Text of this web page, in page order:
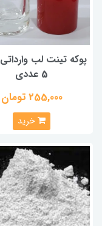
پوکه تینت لب
5 عددی
255,000 تومان
خرید